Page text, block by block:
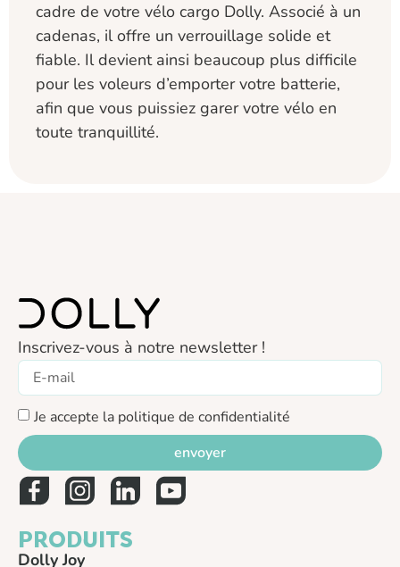
cadre de votre vélo cargo Dolly. Associé à un
cadenas, il offre un verrouillage solide et
fiable. Il devient ainsi beaucoup plus difficile
pour les voleurs d’emporter votre batterie,
afin que vous puissiez garer votre vélo en
toute tranquillité.
Inscrivez-vous à notre newsletter !
Je accepte la politique de confidentialité
envoyer
PRODUITS
Dolly Joy